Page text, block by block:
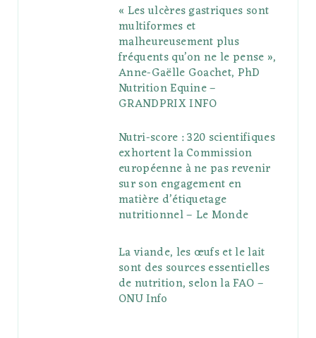
« Les ulcères gastriques sont
multiformes et
malheureusement plus
fréquents qu’on ne le pense »,
Anne-Gaëlle Goachet, PhD
Nutrition Equine –
GRANDPRIX INFO
Nutri-score : 320 scientifiques
exhortent la Commission
européenne à ne pas revenir
sur son engagement en
matière d’étiquetage
nutritionnel – Le Monde
La viande, les œufs et le lait
sont des sources essentielles
de nutrition, selon la FAO –
ONU Info